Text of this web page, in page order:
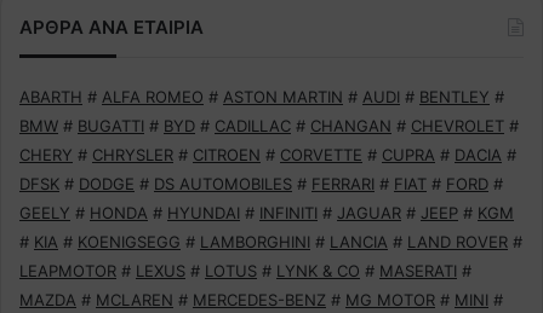
ΑΡΘΡΑ ΑΝΑ ΕΤΑΙΡΙΑ
ABARTH # ALFA ROMEO # ASTON MARTIN # AUDI # BENTLEY #
BMW # BUGATTI # BYD # CADILLAC # CHANGAN # CHEVROLET #
CHERY # CHRYSLER # CITROEN # CORVETTE # CUPRA # DACIA #
DFSK # DODGE # DS AUTOMOBILES # FERRARI # FIAT # FORD #
GEELY # HONDA # HYUNDAI # INFINITI # JAGUAR # JEEP # KGM
# KIA # KOENIGSEGG # LAMBORGHINI # LANCIA # LAND ROVER #
LEAPMOTOR # LEXUS # LOTUS # LYNK & CO # MASERATI #
MAZDA # MCLAREN # MERCEDES-BENZ # MG MOTOR # MINI #